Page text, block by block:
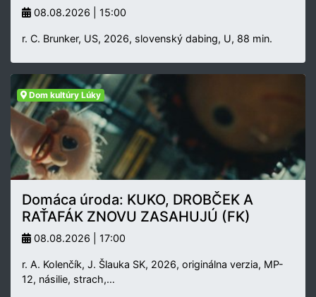
08.08.2026 | 15:00
r. C. Brunker, US, 2026, slovenský dabing, U, 88 min.
Dom kultúry Lúky
Domáca úroda: KUKO, DROBČEK A
RAŤAFÁK ZNOVU ZASAHUJÚ (FK)
08.08.2026 | 17:00
r. A. Kolenčík, J. Šlauka SK, 2026, originálna verzia, MP-
12, násilie, strach,…